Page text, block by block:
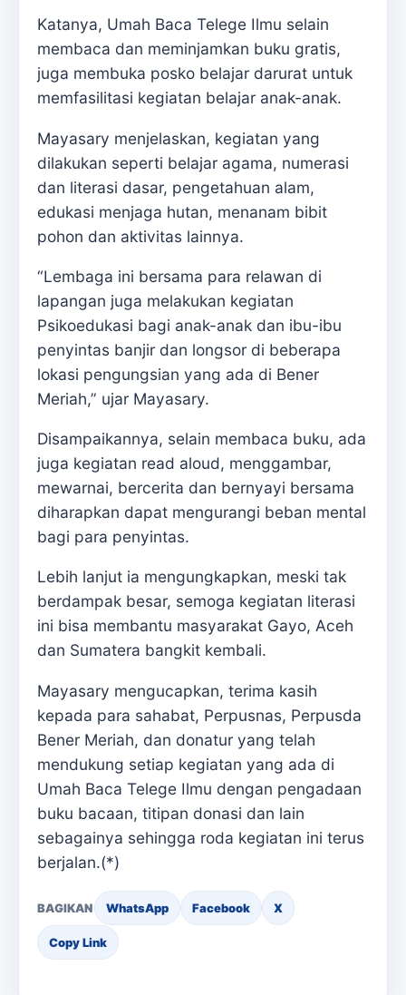
Katanya, Umah Baca Telege Ilmu selain
membaca dan meminjamkan buku gratis,
juga membuka posko belajar darurat untuk
memfasilitasi kegiatan belajar anak-anak.
Mayasary menjelaskan, kegiatan yang
dilakukan seperti belajar agama, numerasi
dan literasi dasar, pengetahuan alam,
edukasi menjaga hutan, menanam bibit
pohon dan aktivitas lainnya.
“Lembaga ini bersama para relawan di
lapangan juga melakukan kegiatan
Psikoedukasi bagi anak-anak dan ibu-ibu
penyintas banjir dan longsor di beberapa
lokasi pengungsian yang ada di Bener
Meriah,” ujar Mayasary.
Disampaikannya, selain membaca buku, ada
juga kegiatan read aloud, menggambar,
mewarnai, bercerita dan bernyayi bersama
diharapkan dapat mengurangi beban mental
bagi para penyintas.
Lebih lanjut ia mengungkapkan, meski tak
berdampak besar, semoga kegiatan literasi
ini bisa membantu masyarakat Gayo, Aceh
dan Sumatera bangkit kembali.
Mayasary mengucapkan, terima kasih
kepada para sahabat, Perpusnas, Perpusda
Bener Meriah, dan donatur yang telah
mendukung setiap kegiatan yang ada di
Umah Baca Telege Ilmu dengan pengadaan
buku bacaan, titipan donasi dan lain
sebagainya sehingga roda kegiatan ini terus
berjalan.(*)
BAGIKAN WhatsApp Facebook X
Copy Link